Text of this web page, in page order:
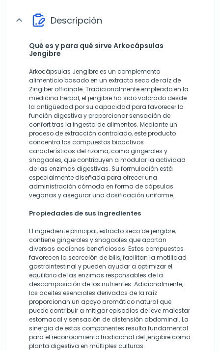
expand_more Descripción
Qué es y para qué sirve Arkocápsulas
Jengibre
Arkocápsulas Jengibre es un complemento
alimenticio basado en un extracto seco de raíz de
Zingiber officinale. Tradicionalmente empleado en la
medicina herbal, el jengibre ha sido valorado desde
la antigüedad por su capacidad para favorecer la
función digestiva y proporcionar sensación de
confort tras la ingesta de alimentos. Mediante un
proceso de extracción controlado, este producto
concentra los compuestos bioactivos
característicos del rizoma, como gingeroles y
shogaoles, que contribuyen a modular la actividad
de las enzimas digestivas. Su formulación está
especialmente diseñada para ofrecer una
administración cómoda en forma de cápsulas
veganas y asegurar una dosificación uniforme.
Propiedades de sus ingredientes
El ingrediente principal, extracto seco de jengibre,
contiene gingeroles y shogaoles que aportan
diversas acciones beneficiosas. Estos compuestos
favorecen la secreción de bilis, facilitan la motilidad
gastrointestinal y pueden ayudar a optimizar el
equilibrio de las enzimas responsables de la
descomposición de los nutrientes. Adicionalmente,
los aceites esenciales derivados de la raíz
proporcionan un apoyo aromático natural que
puede contribuir a mitigar episodios de leve malestar
estomacal y sensación de distensión abdominal. La
sinergia de estos componentes resulta fundamental
para el reconocimiento tradicional del jengibre como
planta digestiva en múltiples culturas.